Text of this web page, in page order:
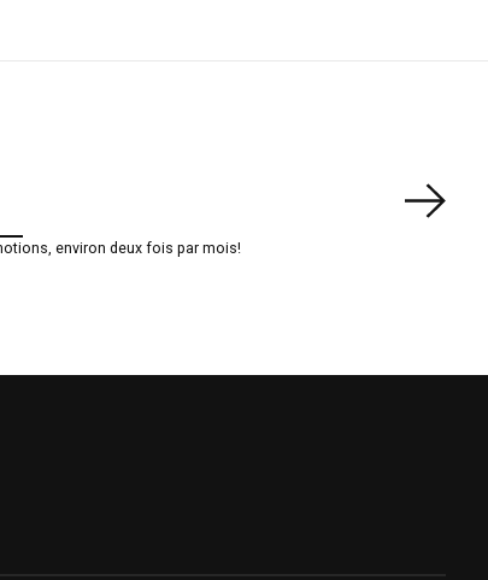
environ deux fois par mois!